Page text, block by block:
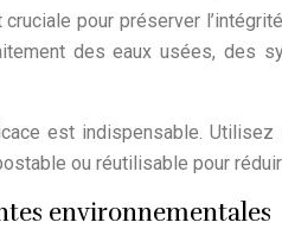
pour préserver
des eaux usées,
est indispensable.
ou réutilisable pour
environnementales